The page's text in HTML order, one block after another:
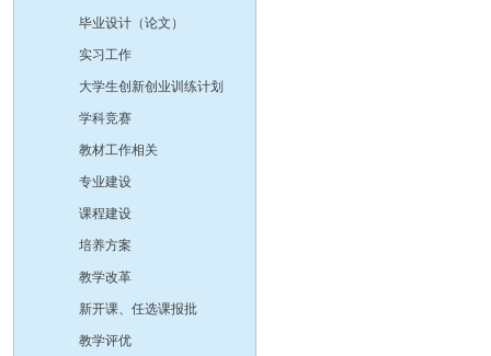
毕业设计（论文）
实习工作
大学生创新创业训练计划
学科竞赛
教材工作相关
专业建设
课程建设
培养方案
教学改革
新开课、任选课报批
教学评优